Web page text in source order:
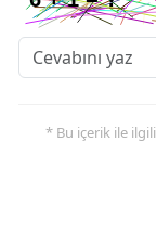
* Bu içerik ile